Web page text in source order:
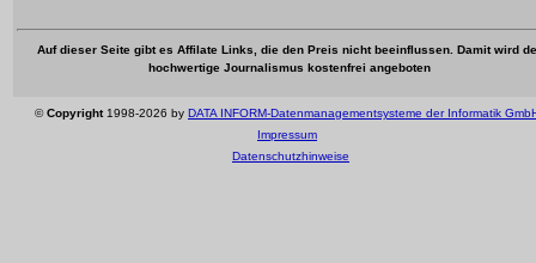
Auf dieser Seite gibt es Affilate Links, die den Preis nicht beeinflussen. Damit wird
hochwertige Journalismus kostenfrei angeboten
©Copyright1998-2026 by DATA INFORM-Datenmanagementsysteme der Informatik
Impressum
Datenschutzhinweise